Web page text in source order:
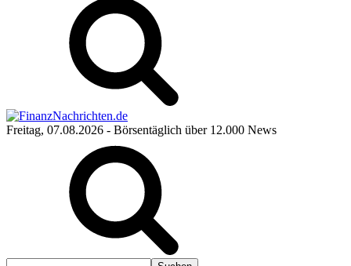
Freitag, 07.08.2026 - Börsentäglich über 12.000 News